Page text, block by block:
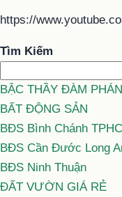
https://
Tìm Kiếm
BẬC THẦY ĐÀM
BẤT ĐỘNG SẢN
BĐS Bình Chánh
BĐS Cần Đước Long
BĐS Ninh Thuận
ĐẤT VƯỜN GIÁ RẺ